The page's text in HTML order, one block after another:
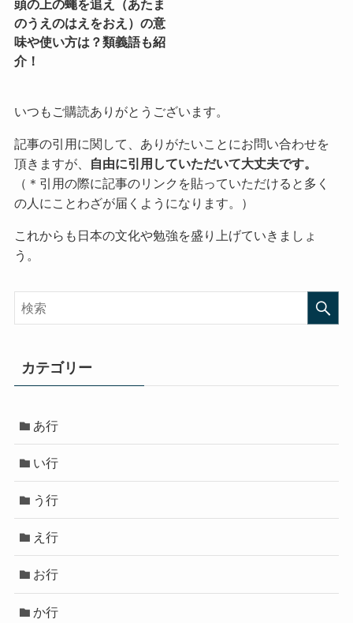
頭の上の蠅を追え（あたま
のうえのはえをおえ）の意
味や使い方は？類義語も紹
介！
いつもご購読ありがとうございます。
記事の引用に関して、ありがたいことにお問い合わせを
頂きますが、
自由に引用していただいて大丈夫です。
（＊引用の際に記事のリンクを貼っていただけると多く
の人にことわざが届くようになります。）
これからも日本の文化や勉強を盛り上げていきましょ
う。
カテゴリー
あ行
い行
う行
え行
お行
か行